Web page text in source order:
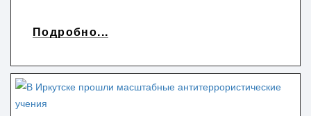
Подробно...